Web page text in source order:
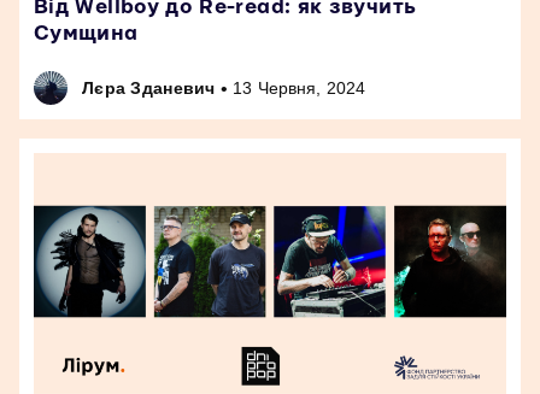
Від Wellboy до Re-read: як звучить
Сумщина
Лєра Зданевич • 13 Червня, 2024